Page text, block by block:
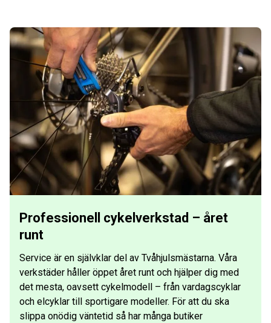
Professionell cykelverkstad – året
runt
Service är en självklar del av Tvåhjulsmästarna. Våra
verkstäder håller öppet året runt och hjälper dig med
det mesta, oavsett cykelmodell – från vardagscyklar
och elcyklar till sportigare modeller. För att du ska
slippa onödig väntetid så har många butiker